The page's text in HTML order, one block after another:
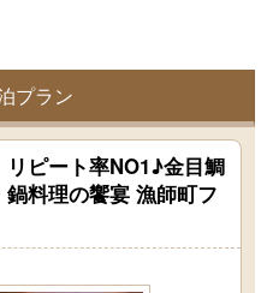
プラン
ピート率NO1♪金目鯛
料理の饗宴 漁師町フ